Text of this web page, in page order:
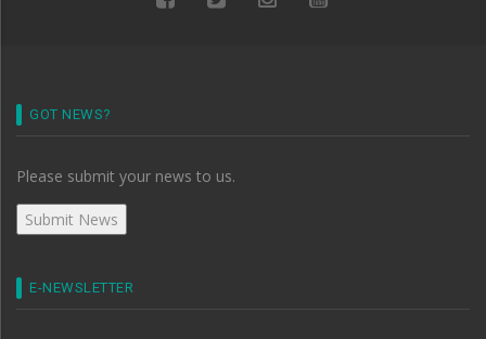
GOT NEWS?
Please submit your news to us.
E-NEWSLETTER